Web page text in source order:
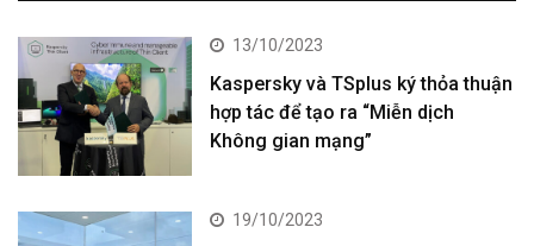
13/10/2023
Kaspersky và TSplus ký thỏa thuận
hợp tác để tạo ra “Miễn dịch
Không gian mạng”
19/10/2023